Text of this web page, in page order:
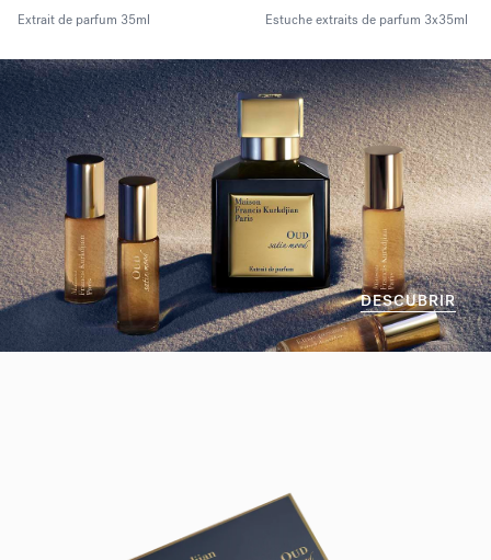
Extrait de parfum 35ml Estuche extraits de parfum 3x35ml
DESCUBRIR